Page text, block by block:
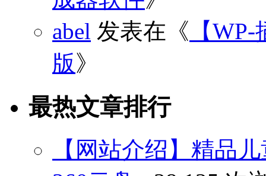
abel 发表在《 【
版》
最热文章排行
【网站介绍】精品